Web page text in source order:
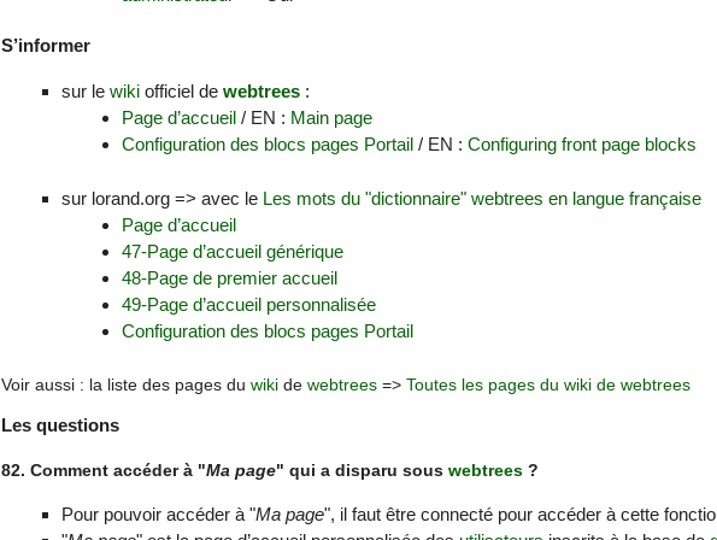
S’informer
sur le wikiofficiel de webtrees:
Page d’accueil / EN : Main page
Configuration des blocs pages Portail / EN : Configuring front page blocks
sur lorand.org => avec le Les mots du "dictionnaire" webtrees en langue française
Page d’accueil
47-Page d’accueil générique
48-Page de premier accueil
49-Page d’accueil personnalisée
Configuration des blocs pages Portail
Voir aussi : la liste des pages du wikide webtrees=> Toutes les pages du wiki de webtrees
Les questions
82. Comment accéder à "Ma page" qui a disparu sous webtrees?
Pour pouvoir accéder à "Ma page", il faut être connecté pour accéder à cette